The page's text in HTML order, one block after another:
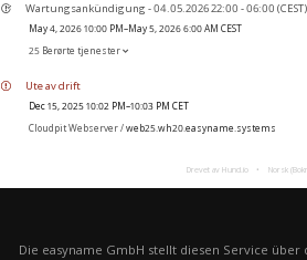
Wartungsankündigung - 04.05.2026 22:00 - 06:00
May 4, 2026 10:00 PM–May 5, 2026 6:00 AM CEST
25 Berørte tjenester
Ute av drift
Dec 15, 2025 10:02 PM–10:03 PM CET
Cloudpit Webserver /web25.wh20.easyname.systems
Drevet av Hund.io Norsk
Die easyname GmbH stellt diesen Service